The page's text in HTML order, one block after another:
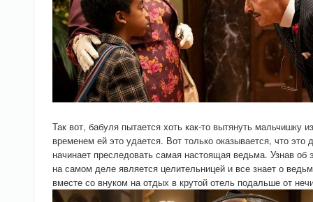
Так вот, бабуля пытается хоть как-то вытянуть мальчишку
временем ей это удается. Вот только оказывается, что
начинает преследовать самая настоящая ведьма. Узнав об
на самом деле является целительницей и все знает о
вместе со внуком на отдых в крутой отель подальше от